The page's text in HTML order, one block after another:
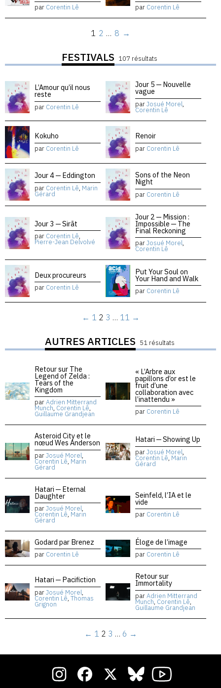
par Corentin Lê par Corentin Lê
1 2 … 8 →
FESTIVALS 107 résultats
L’Amour qu’il nous
reste
par Corentin Lê
Jour 5 — Nouvelle
vague
parJosué Morel,
Corentin Lê
Kokuho
par Corentin Lê
Renoir
par Corentin Lê
Jour 4 — Eddington
par Corentin Lê, Marin
Gérard
Sons of the Neon
Night
par Corentin Lê
Jour 3 — Sirāt
par Corentin Lê,
Pierre-Jean Delvolvé
Jour 2 — Mission :
Impossible — The
Final Reckoning
parJosué Morel,
Corentin Lê
Deux procureurs
par Corentin Lê
Put Your Soul on
Your Hand and Walk
par Corentin Lê
← 1 2 3 … 11 →
AUTRES ARTICLES 51 résultats
Retour sur The
Legend of Zelda :
Tears of the
Kingdom
parAdrien Mitterrand
Munch, Corentin Lê,
Guillaume Grandjean
« L’Arbre aux
papillons d’or est le
fruit d’une
collaboration avec
l’inattendu »
par Corentin Lê
Asteroid City et le
nœud Wes Anderson
parJosué Morel,
Corentin Lê, Marin
Gérard
Hatari — Showing Up
parJosué Morel,
Corentin Lê, Marin
Gérard
Hatari — Eternal
Daughter
parJosué Morel,
Corentin Lê, Marin
Gérard
Seinfeld, l’IA et le
vide
par Corentin Lê
Godard par Brenez
par Corentin Lê
Éloge de l’image
par Corentin Lê
Hatari — Pacifiction
parJosué Morel,
Corentin Lê, Thomas
Grignon
Retour sur
Immortality
parAdrien Mitterrand
Munch, Corentin Lê,
Guillaume Grandjean
← 1 2 3 … 6 →